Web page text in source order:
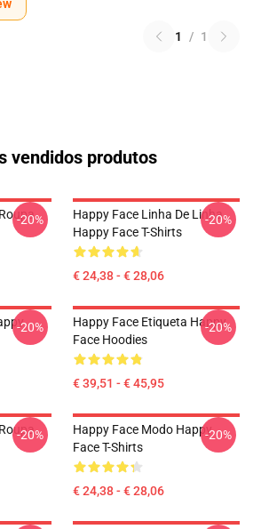
1 / 1
vendidos produtos
-20%
Happy Face Linha De Linha
Happy Face T-Shirts
€ 24,38 - € 28,06
-20%
-20%
Happy Face Etiqueta Happy
Face Hoodies
€ 39,51 - € 45,95
-20%
-20%
Happy Face Modo Happy
Face T-Shirts
€ 24,38 - € 28,06
-20%